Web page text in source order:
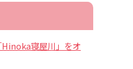
寝屋川」をオ